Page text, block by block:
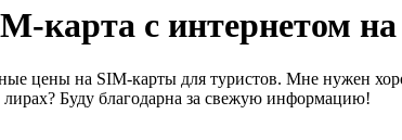
карта с интернетом
цены на SIM-карты для туристов. Мне нужен
Буду благодарна за свежую информацию!